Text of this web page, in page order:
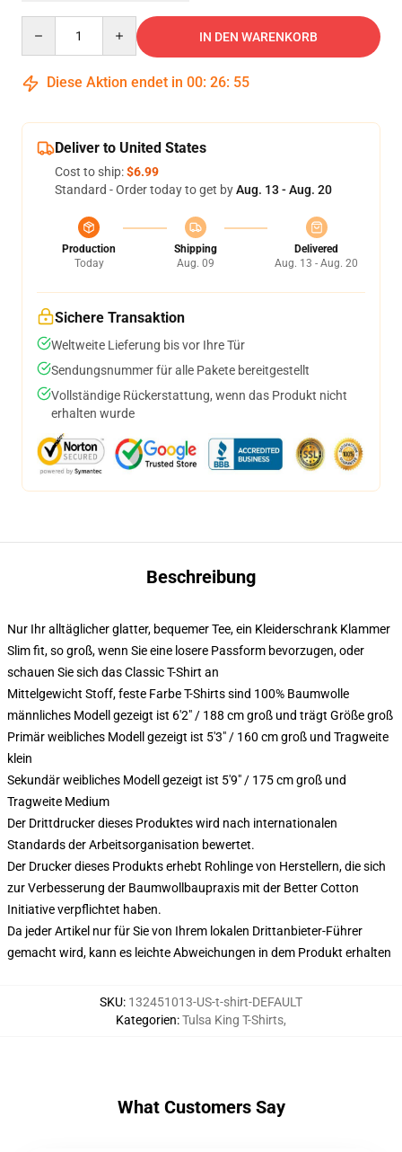
IN DEN WARENKORB
Diese Aktion endet in 00: 26: 54
Deliver to United States
Cost to ship:$6.99
Standard - Order today to get byAug. 13 - Aug. 20
Production
Today
Shipping
Aug. 09
Delivered
Aug. 13 - Aug. 20
Sichere Transaktion
Weltweite Lieferung bis vor Ihre Tür
Sendungsnummer für alle Pakete bereitgestellt
Vollständige Rückerstattung, wenn das Produkt nicht
erhalten wurde
Beschreibung
Nur Ihr alltäglicher glatter, bequemer Tee, ein Kleiderschrank Klammer
Slim fit, so groß, wenn Sie eine losere Passform bevorzugen, oder
schauen Sie sich das Classic T-Shirt an
Mittelgewicht Stoff, feste Farbe T-Shirts sind 100% Baumwolle
männliches Modell gezeigt ist 6'2" / 188 cm groß und trägt Größe groß
Primär weibliches Modell gezeigt ist 5'3" / 160 cm groß und Tragweite
klein
Sekundär weibliches Modell gezeigt ist 5'9" / 175 cm groß und
Tragweite Medium
Der Drittdrucker dieses Produktes wird nach internationalen
Standards der Arbeitsorganisation bewertet.
Der Drucker dieses Produkts erhebt Rohlinge von Herstellern, die sich
zur Verbesserung der Baumwollbaupraxis mit der Better Cotton
Initiative verpflichtet haben.
Da jeder Artikel nur für Sie von Ihrem lokalen Drittanbieter-Führer
gemacht wird, kann es leichte Abweichungen in dem Produkt erhalten
SKU: 132451013-US-t-shirt-DEFAULT
Kategorien:Tulsa King T-Shirts,
What Customers Say